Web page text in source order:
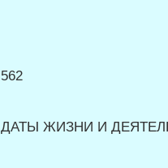
562
ДАТЫ ЖИЗНИ И